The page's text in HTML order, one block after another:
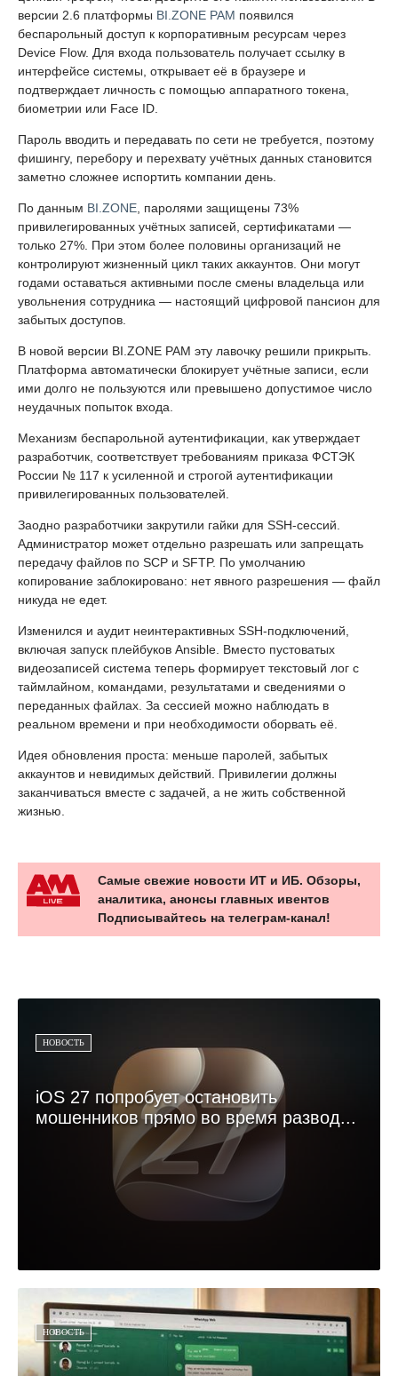
версии 2.6 платформы BI.ZONE PAM появился
беспарольный доступ к корпоративным ресурсам через
Device Flow. Для входа пользователь получает ссылку в
интерфейсе системы, открывает её в браузере и
подтверждает личность с помощью аппаратного токена,
биометрии или Face ID.
Пароль вводить и передавать по сети не требуется, поэтому
фишингу, перебору и перехвату учётных данных становится
заметно сложнее испортить компании день.
По данным BI.ZONE, паролями защищены 73%
привилегированных учётных записей, сертификатами —
только 27%. При этом более половины организаций не
контролируют жизненный цикл таких аккаунтов. Они могут
годами оставаться активными после смены владельца или
увольнения сотрудника — настоящий цифровой пансион для
забытых доступов.
В новой версии BI.ZONE PAM эту лавочку решили прикрыть.
Платформа автоматически блокирует учётные записи, если
ими долго не пользуются или превышено допустимое число
неудачных попыток входа.
Механизм беспарольной аутентификации, как утверждает
разработчик, соответствует требованиям приказа ФСТЭК
России № 117 к усиленной и строгой аутентификации
привилегированных пользователей.
Заодно разработчики закрутили гайки для SSH-сессий.
Администратор может отдельно разрешать или запрещать
передачу файлов по SCP и SFTP. По умолчанию
копирование заблокировано: нет явного разрешения — файл
никуда не едет.
Изменился и аудит неинтерактивных SSH-подключений,
включая запуск плейбуков Ansible. Вместо пустоватых
видеозаписей система теперь формирует текстовый лог с
таймлайном, командами, результатами и сведениями о
переданных файлах. За сессией можно наблюдать в
реальном времени и при необходимости оборвать её.
Идея обновления проста: меньше паролей, забытых
аккаунтов и невидимых действий. Привилегии должны
заканчиваться вместе с задачей, а не жить собственной
жизнью.
Самые свежие новости ИТ и ИБ. Обзоры,
аналитика, анонсы главных ивентов
Подписывайтесь на телеграм-канал!
НОВОСТЬ
iOS 27 попробует остановить
мошенников прямо во время развод...
НОВОСТЬ